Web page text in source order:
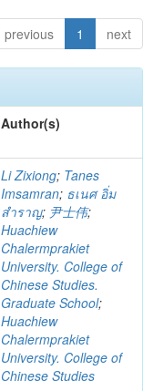
previous 1 next
Author(s)
Li Zixiong; Tanes
Imsamran; ธเนศ อิ่ม
สำราญ; 尹士伟;
Huachiew
Chalermprakiet
University. College of
Chinese Studies.
Graduate School;
Huachiew
Chalermprakiet
University. College of
Chinese Studies